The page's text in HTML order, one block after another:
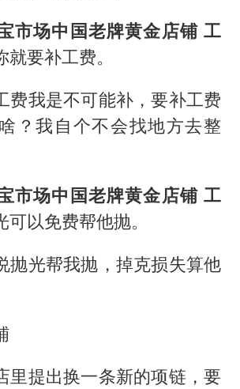
市场中国老牌黄金店铺 工
就要补工费。
费我是不可能补，要补工费
？我自个不会找地方去整
市场中国老牌黄金店铺 工
可以免费帮他抛。
抛光帮我抛，掉克损失算他
里提出换一条新的项链，要